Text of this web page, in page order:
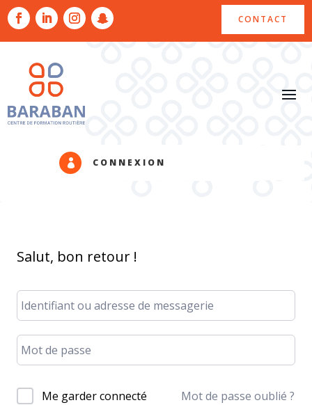
CONTACT
 CONNEXION
Salut, bon retour !
Me garder connecté Mot de passe oublié ?